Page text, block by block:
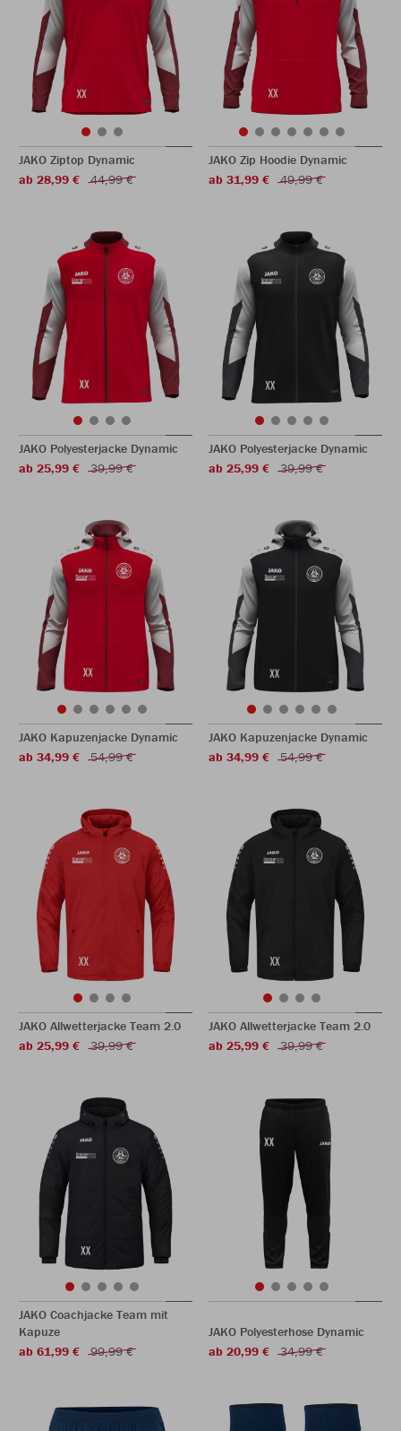
JAKO Ziptop Dynamic
ab 28,99 €
44,99 €
JAKO Zip Hoodie Dynamic
ab 31,99 €
49,99 €
JAKO Polyesterjacke Dynamic
ab 25,99 €
39,99 €
JAKO Polyesterjacke Dynamic
ab 25,99 €
39,99 €
JAKO Kapuzenjacke Dynamic
ab 34,99 €
54,99 €
JAKO Kapuzenjacke Dynamic
ab 34,99 €
54,99 €
JAKO Allwetterjacke Team 2.0
ab 25,99 €
39,99 €
JAKO Allwetterjacke Team 2.0
ab 25,99 €
39,99 €
JAKO Coachjacke Team mit
Kapuze
ab 61,99 €
99,99 €
JAKO Polyesterhose Dynamic
ab 20,99 €
34,99 €